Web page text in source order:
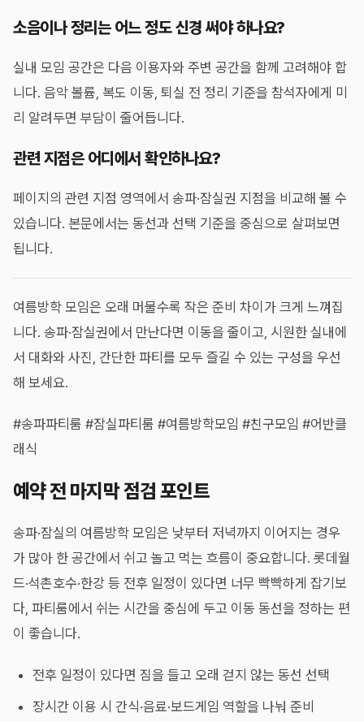
소음이나 정리는 어느 정도 신경 써야 하나요?
실내 모임 공간은 다음 이용자와 주변 공간을 함께 고려해야 합
니다. 음악 볼륨, 복도 이동, 퇴실 전 정리 기준을 참석자에게 미
리 알려두면 부담이 줄어듭니다.
관련 지점은 어디에서 확인하나요?
페이지의 관련 지점 영역에서 송파·잠실권 지점을 비교해 볼 수
있습니다. 본문에서는 동선과 선택 기준을 중심으로 살펴보면
됩니다.
여름방학 모임은 오래 머물수록 작은 준비 차이가 크게 느껴집
니다. 송파·잠실권에서 만난다면 이동을 줄이고, 시원한 실내에
서 대화와 사진, 간단한 파티를 모두 즐길 수 있는 구성을 우선
해 보세요.
#송파파티룸 #잠실파티룸 #여름방학모임 #친구모임 #어반클
래식
예약 전 마지막 점검 포인트
송파·잠실의 여름방학 모임은 낮부터 저녁까지 이어지는 경우
가 많아 한 공간에서 쉬고 놀고 먹는 흐름이 중요합니다. 롯데월
드·석촌호수·한강 등 전후 일정이 있다면 너무 빡빡하게 잡기보
다, 파티룸에서 쉬는 시간을 중심에 두고 이동 동선을 정하는 편
이 좋습니다.
전후 일정이 있다면 짐을 들고 오래 걷지 않는 동선 선택
장시간 이용 시 간식·음료·보드게임 역할을 나눠 준비